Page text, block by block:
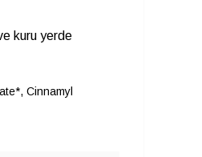
kuru yerde
Cinnamyl